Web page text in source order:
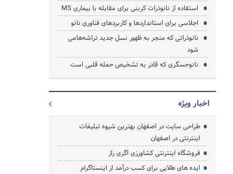
استفاده از نانوذرات کربنی برای مقابله با بیماری MS
اجلاسی برای استانداردها و کاربردهای فناوری نانو
نانوذراتی که منجر به ظهور نسل جدید تراشه‌هامی
شود
نانوحسگری که قادر به تشخیص حمله قلبی است
اخبار ویژه
طراحی سایت در اصفهان بهترین شیوه تبلیغات
اینترنتی در اصفهان
فروشگاه اینترنتی کشاورزی اگری راز
ایده های طلایی برای کسب درآمد از اینستاگرام